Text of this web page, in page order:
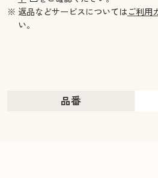
※ 返品などサービスについてはご利用
い。
品番